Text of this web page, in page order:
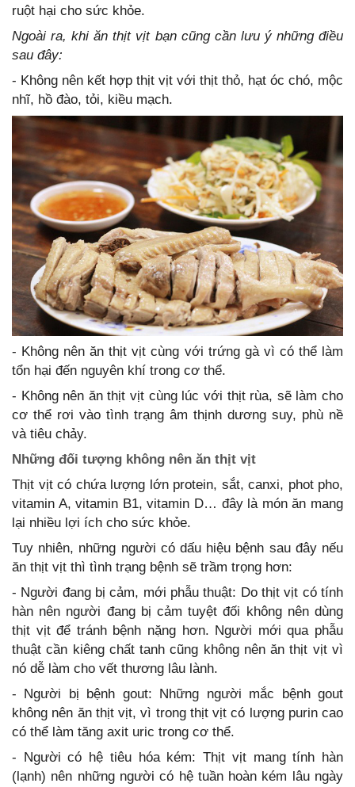
ruột hại cho sức khỏe.
Ngoài ra, khi ăn thịt vịt bạn cũng cần lưu ý những điều
sau đây:
- Không nên kết hợp thịt vịt với thịt thỏ, hạt óc chó, mộc
nhĩ, hồ đào, tỏi, kiều mạch.
- Không nên ăn thịt vịt cùng với trứng gà vì có thể làm
tổn hại đến nguyên khí trong cơ thể.
- Không nên ăn thịt vịt cùng lúc với thịt rùa, sẽ làm cho
cơ thể rơi vào tình trạng âm thịnh dương suy, phù nề
và tiêu chảy.
Những đối tượng không nên ăn thịt vịt
Thịt vịt có chứa lượng lớn protein, sắt, canxi, phot pho,
vitamin A, vitamin B1, vitamin D… đây là món ăn mang
lại nhiều lợi ích cho sức khỏe.
Tuy nhiên, những người có dấu hiệu bệnh sau đây nếu
ăn thịt vịt thì tình trạng bệnh sẽ trầm trọng hơn:
- Người đang bị cảm, mới phẫu thuật: Do thịt vịt có tính
hàn nên người đang bị cảm tuyệt đối không nên dùng
thịt vịt để tránh bệnh nặng hơn. Người mới qua phẫu
thuật cần kiêng chất tanh cũng không nên ăn thịt vịt vì
nó dễ làm cho vết thương lâu lành.
- Người bị bệnh gout: Những người mắc bệnh gout
không nên ăn thịt vịt, vì trong thịt vịt có lượng purin cao
có thể làm tăng axit uric trong cơ thể.
- Người có hệ tiêu hóa kém: Thịt vịt mang tính hàn
(lạnh) nên những người có hệ tuần hoàn kém lâu ngày